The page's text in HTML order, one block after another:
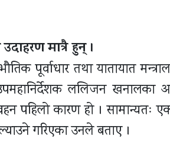
मात्रै हुन् ।
पूर्वाधार तथा यातायात
ललिजन खनालका
पहिलो कारण हो । सामान्यतः
गरिएका उनले बताए ।